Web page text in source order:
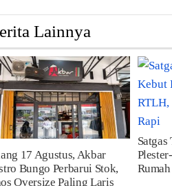
Lainnya
17 Agustus, Akbar
Bungo Perbarui Stok,
Oversize Paling Laris